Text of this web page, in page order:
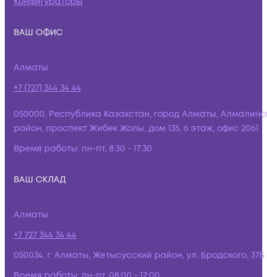
ВАШ ОФИС
Алматы
+7 (727) 344 34 44
050000, Республика Казахстан, город Алматы,
район, проспект Жибек Жолы, дом 135, 6 этаж, офис 2061
Время работы: пн-пт, 8:30 - 17:30
ВАШ СКЛАД
Алматы
+7 727 344 34 44
050034, г. Алматы, Жетысусский район, ул. Бродского, 37Б